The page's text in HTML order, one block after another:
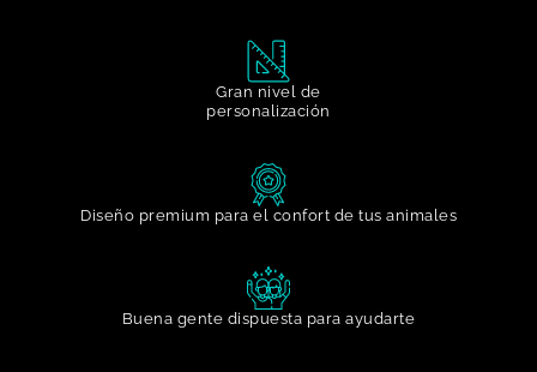
Gran nivel de
personalización​
Diseño premium para el confort de tus animales
Buena gente dispuesta para ayudarte​